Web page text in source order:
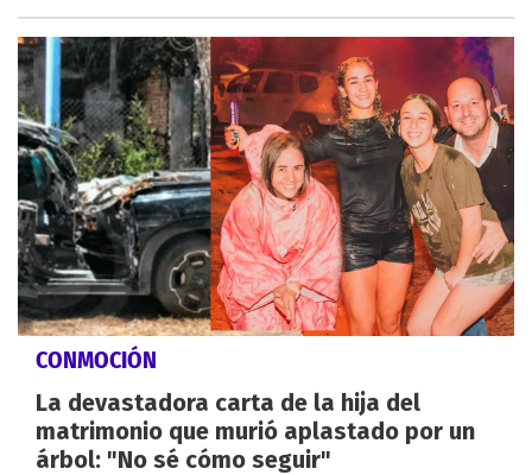
CONMOCIÓN
La devastadora carta de la hija del
matrimonio que murió aplastado por un
árbol: "No sé cómo seguir"